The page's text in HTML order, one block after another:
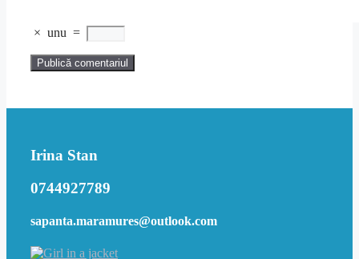
× unu =
Irina Stan
0744927789
sapanta.maramures@outlook.com